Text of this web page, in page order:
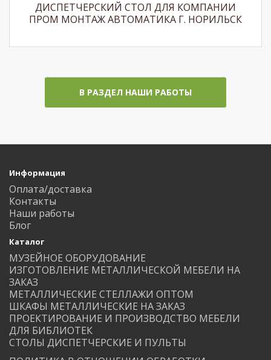
ДИСПЕТЧЕРСКИЙ СТОЛ ДЛЯ КОМПАНИИ
ПРОМ МОНТАЖ АВТОМАТИКА Г. НОРИЛЬСК
В РАЗДЕЛ НАШИ РАБОТЫ
Информация
Оплата/доставка
Контакты
Наши работы
Блог
Каталог
МУЗЕЙНОЕ ОБОРУДОВАНИЕ
ИЗГОТОВЛЕНИЕ МЕТАЛЛИЧЕСКОЙ МЕБЕЛИ НА
ЗАКАЗ
МЕТАЛЛИЧЕСКИЕ СТЕЛЛАЖИ ОПТОМ
ШКАФЫ МЕТАЛЛИЧЕСКИЕ НА ЗАКАЗ
ПРОЕКТИРОВАНИЕ И ПРОИЗВОДСТВО МЕБЕЛИ
ДЛЯ БИБЛИОТЕК
СТОЛЫ ДИСПЕТЧЕРСКИЕ И ПУЛЬТЫ